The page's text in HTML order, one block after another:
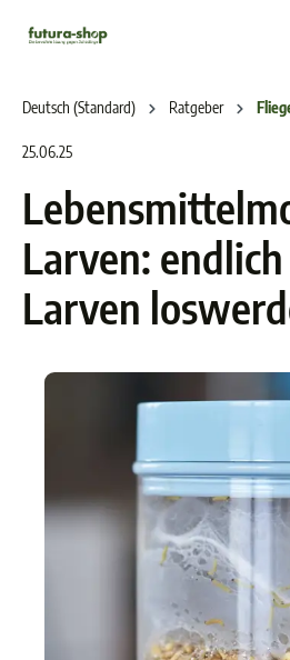
springen
Deutsch (Standard) Ratgeber
25.06.25
Larven:
Larven